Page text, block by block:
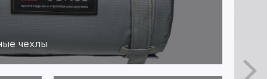
чехлы